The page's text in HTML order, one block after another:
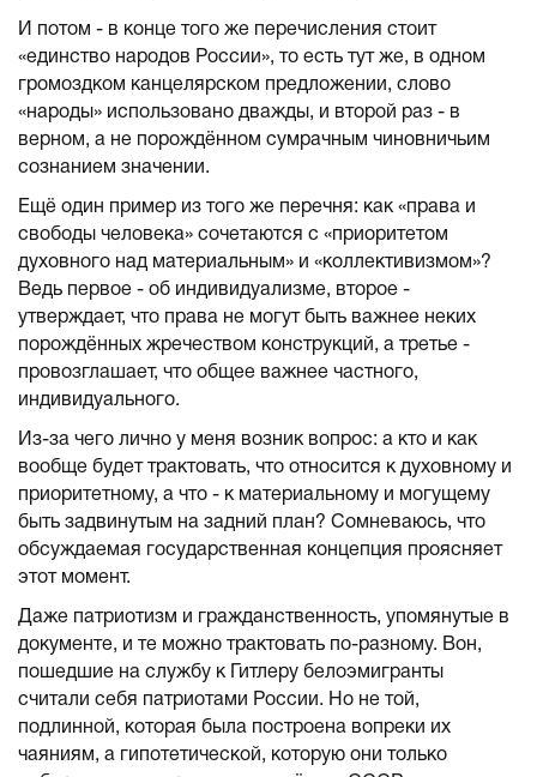
И потом - в конце того же перечисления стоит
«единство народов России», то есть тут же, в одном
громоздком канцелярском предложении, слово
«народы» использовано дважды, и второй раз - в
верном, а не порождённом сумрачным чиновничьим
сознанием значении.
Ещё один пример из того же перечня: как «права и
свободы человека» сочетаются с «приоритетом
духовного над материальным» и «коллективизмом»?
Ведь первое - об индивидуализме, второе -
утверждает, что права не могут быть важнее неких
порождённых жречеством конструкций, а третье -
провозглашает, что общее важнее частного,
индивидуального.
Из-за чего лично у меня возник вопрос: а кто и как
вообще будет трактовать, что относится к духовному и
приоритетному, а что - к материальному и могущему
быть задвинутым на задний план? Сомневаюсь, что
обсуждаемая государственная концепция проясняет
этот момент.
Даже патриотизм и гражданственность, упомянутые в
документе, и те можно трактовать по-разному. Вон,
пошедшие на службу к Гитлеру белоэмигранты
считали себя патриотами России. Но не той,
подлинной, которая была построена вопреки их
чаяниям, а гипотетической, которую они только